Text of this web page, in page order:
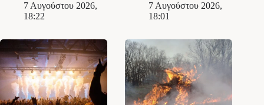
7 Αυγούστου 2026,
18:22
7 Αυγούστου 2026,
18:01